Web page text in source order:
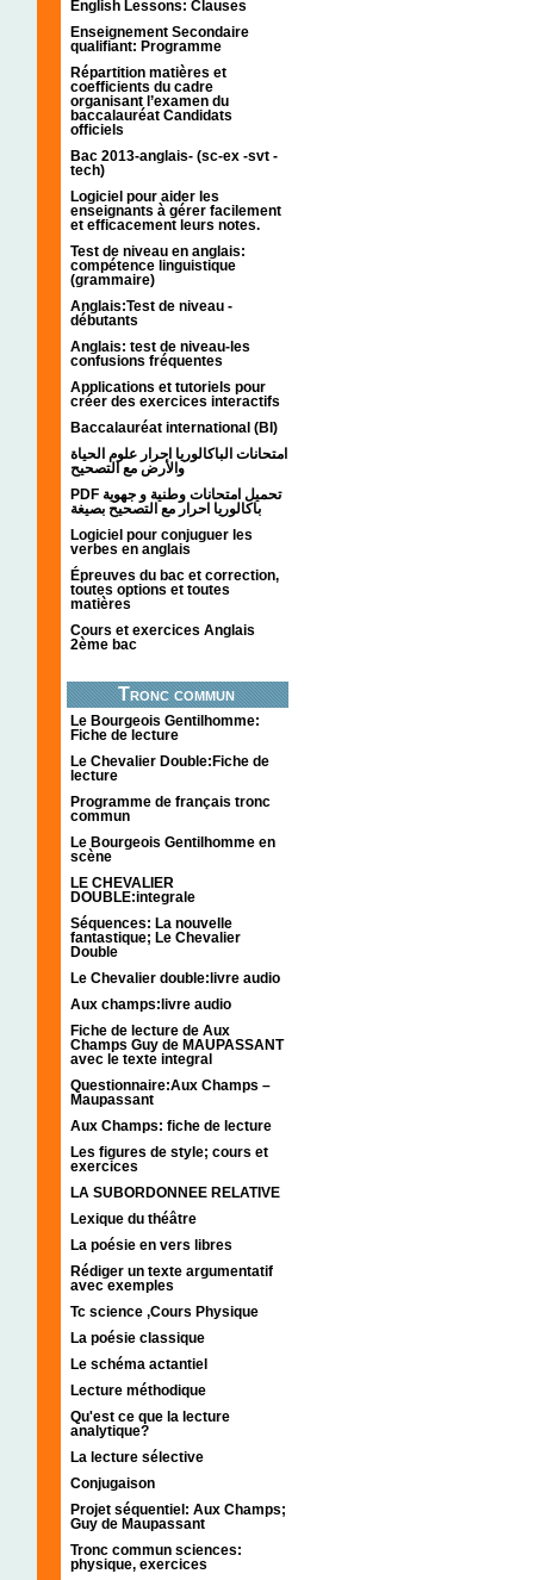
English Lessons: Clauses
Enseignement Secondaire
qualifiant: Programme
Répartition matières et
coefficients du cadre
organisant l’examen du
baccalauréat Candidats
officiels
Bac 2013-anglais- (sc-ex -svt -
tech)
Logiciel pour aider les
enseignants à gérer facilement
et efficacement leurs notes.
Test de niveau en anglais:
compétence linguistique
(grammaire)
Anglais:Test de niveau -
débutants
Anglais: test de niveau-les
confusions fréquentes
Applications et tutoriels pour
créer des exercices interactifs
Baccalauréat international (BI)
امتحانات الباكالوريا احرار علوم الحياة
والأرض مع التصحيح
PDF تحميل امتحانات وطنية و جهوية
باكالوريا احرار مع التصحيح بصيغة
Logiciel pour conjuguer les
verbes en anglais
Épreuves du bac et correction,
toutes options et toutes
matières
Cours et exercices Anglais
2ème bac
Tronc commun
Le Bourgeois Gentilhomme:
Fiche de lecture
Le Chevalier Double:Fiche de
lecture
Programme de français tronc
commun
Le Bourgeois Gentilhomme en
scène
LE CHEVALIER
DOUBLE:integrale
Séquences: La nouvelle
fantastique; Le Chevalier
Double
Le Chevalier double:livre audio
Aux champs:livre audio
Fiche de lecture de Aux
Champs Guy de MAUPASSANT
avec le texte integral
Questionnaire:Aux Champs –
Maupassant
Aux Champs: fiche de lecture
Les figures de style; cours et
exercices
LA SUBORDONNEE RELATIVE
Lexique du théâtre
La poésie en vers libres
Rédiger un texte argumentatif
avec exemples
Tc science ,Cours Physique
La poésie classique
Le schéma actantiel
Lecture méthodique
Qu'est ce que la lecture
analytique?
La lecture sélective
Conjugaison
Projet séquentiel: Aux Champs;
Guy de Maupassant
Tronc commun sciences:
physique, exercices